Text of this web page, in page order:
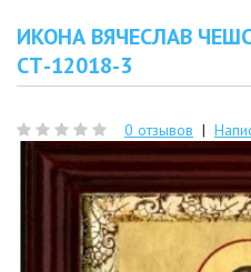
ИКОНА ВЯЧЕСЛАВ
СТ-12018-3
0 отзывов |